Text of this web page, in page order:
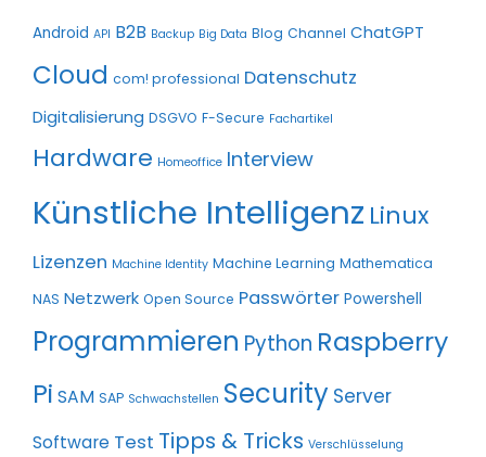
Android API B2B Backup Big Data Blog Channel ChatGPT
Cloud com! professional Datenschutz
Digitalisierung DSGVO F-Secure Fachartikel
Hardware Homeoffice Interview
Künstliche Intelligenz Linux
Lizenzen Machine Identity Machine Learning Mathematica
NAS Netzwerk Open Source Passwörter Powershell
Programmieren Python Raspberry
Pi SAM SAP Schwachstellen Security Server
Software Test Tipps & Tricks Verschlüsselung